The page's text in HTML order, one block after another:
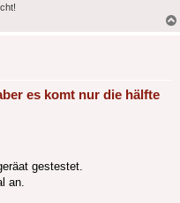
es komt nur die hälfte
gestestet.
an.